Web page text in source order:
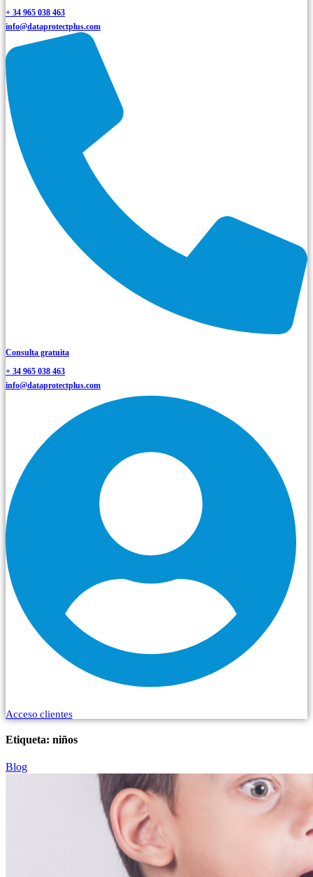
+ 34 965 038 463
info@dataprotectplus.com
Consulta gratuita
+ 34 965 038 463
info@dataprotectplus.com
Acceso clientes
Etiqueta: niños
Blog